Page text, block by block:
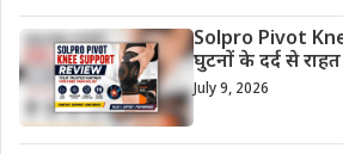
Solpro Pivot
घुटनों के दर्द से
July 9, 2026